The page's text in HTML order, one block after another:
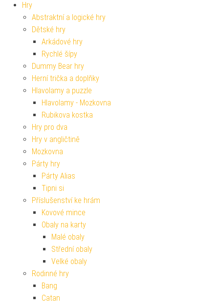
Hry
Abstraktní a logické hry
Dětské hry
Arkádové hry
Rychlé šípy
Dummy Bear hry
Herní trička a doplňky
Hlavolamy a puzzle
Hlavolamy - Mozkovna
Rubikova kostka
Hry pro dva
Hry v angličtině
Mozkovna
Párty hry
Párty Alias
Tipni si
Příslušenství ke hrám
Kovové mince
Obaly na karty
Malé obaly
Střední obaly
Velké obaly
Rodinné hry
Bang
Catan